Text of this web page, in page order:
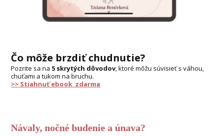
Čo môže brzdiť chudnutie?
Pozrite sa na 5 skrytých dôvodov, ktoré môžu súvisieť s váhou,
chuťami a tukom na bruchu.
>> Stiahnuť ebook zdarma
Návaly, nočné budenie a únava?